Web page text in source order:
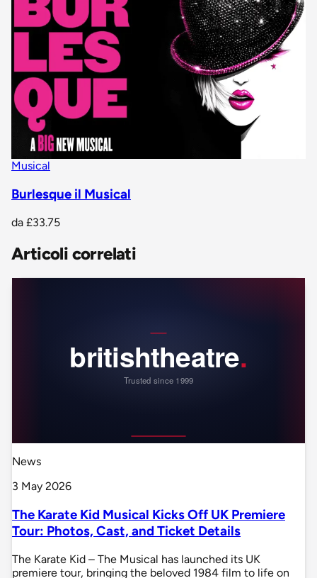
Musical
Burlesque il Musical
da £33.75
Articoli correlati
News
3 May 2026
The Karate Kid Musical Kicks Off UK Premiere
Tour: Photos, Cast, and Ticket Details
The Karate Kid – The Musical has launched its UK
premiere tour, bringing the beloved 1984 film to life on